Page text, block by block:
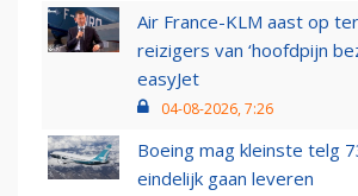
Air France-KLM aast op
reizigers van ‘hoofdpijn
easyJet
04-08-2026, 7:26
Boeing mag kleinste telg
eindelijk gaan leveren